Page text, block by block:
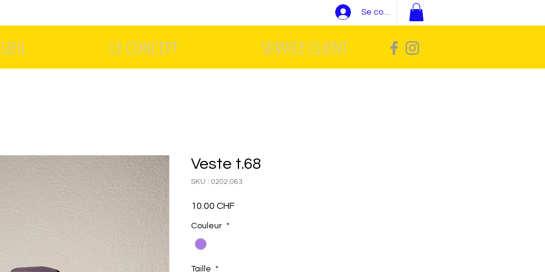
Se connecter
LE CONCEPT SERVICE CLIENT
Veste t.68
SKU : 0202.063
10.00 CHFPrix
Couleur *
Taille *